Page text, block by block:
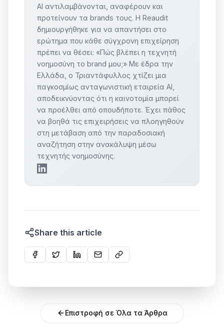
AI αντιλαμβάνονται, αναφέρουν και
προτείνουν τα brands τους. Η Reaudit
δημιουργήθηκε για να απαντήσει στο
ερώτημα που κάθε σύγχρονη επιχείρηση
πρέπει να θέσει: «Πώς βλέπει η τεχνητή
νοημοσύνη το brand μου;» Με έδρα την
Ελλάδα, ο Τριαντάφυλλος χτίζει μια
παγκοσμίως ανταγωνιστική εταιρεία AI,
αποδεικνύοντας ότι η καινοτομία μπορεί
να προέλθει από οπουδήποτε. Έχει πάθος
να βοηθά τις επιχειρήσεις να πλοηγηθούν
στη μετάβαση από την παραδοσιακή
αναζήτηση στην ανακάλυψη μέσω
τεχνητής νοημοσύνης.
Share this article
Επιστροφή σε Όλα τα Άρθρα